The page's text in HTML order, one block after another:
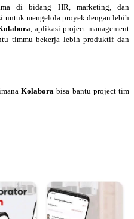
di bidang HR, marketing, dan
untuk mengelola proyek dengan lebih
, aplikasi project management
timmu bekerja lebih produktif dan
Kolaborabisa bantu project tim